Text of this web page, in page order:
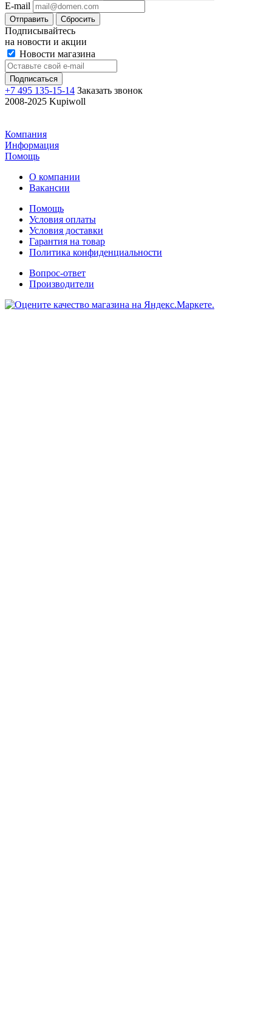
E-mail
Отправить Сбросить
Подписывайтесь
на новости и акции
Новости магазина
+7 495 135-15-14 Заказать звонок
2008-2025 Kupiwoll
Компания
Информация
Помощь
О компании
Вакансии
Помощь
Условия оплаты
Условия доставки
Гарантия на товар
Политика конфиденциальности
Вопрос-ответ
Производители